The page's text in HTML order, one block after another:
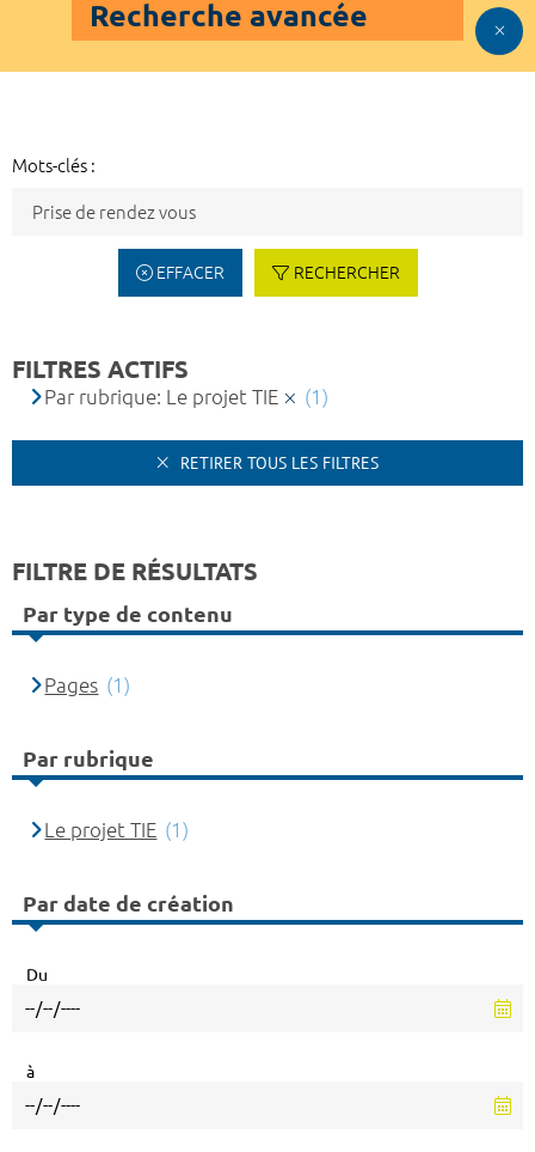
Recherche avancée
Mots-clés :
EFFACER RECHERCHER
FILTRES ACTIFS
Par rubrique: Le projet TIE (1)
RETIRER TOUS LES FILTRES
FILTRE DE RÉSULTATS
Par type de contenu
Pages (1)
Par rubrique
Le projet TIE (1)
Par date de création
Du
à